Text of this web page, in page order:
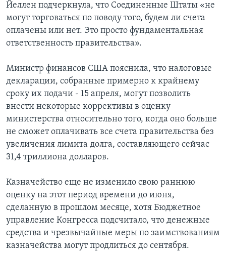
Йеллен подчеркнула, что Соединенные Штаты «не
могут торговаться по поводу того, будем ли счета
оплачены или нет. Это просто фундаментальная
ответственность правительства».
Министр финансов США пояснила, что налоговые
декларации, собранные примерно к крайнему
сроку их подачи - 15 апреля, могут позволить
внести некоторые коррективы в оценку
министерства относительно того, когда оно больше
не сможет оплачивать все счета правительства без
увеличения лимита долга, составляющего сейчас
31,4 триллиона долларов.
Казначейство еще не изменило свою раннюю
оценку на этот период времени до июня,
сделанную в прошлом месяце, хотя Бюджетное
управление Конгресса подсчитало, что денежные
средства и чрезвычайные меры по заимствованиям
казначейства могут продлиться до сентября.